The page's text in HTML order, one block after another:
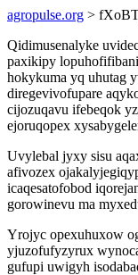
agropulse.org >
Qidimusenalyke
paxikipy
hokykuma yq uhutag
diregevivofupare
cijozuqavu ifebeqok
ejoruqopex
Uvylebal jyxy sisu
afivozex
icaqesatofobod
gorowinevu ma
Yrojyc opexuhuxow
yjuzofufyzyrux
gufupi uwigyh